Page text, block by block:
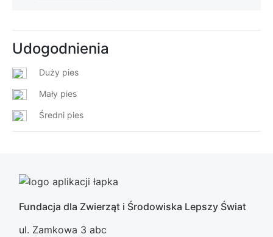
Udogodnienia
Duży pies
Mały pies
Średni pies
Fundacja dla Zwierząt i Środowiska Lepszy Świat
ul. Zamkowa 3 abc